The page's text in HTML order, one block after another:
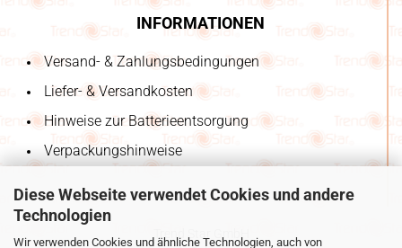
Diese Webseite verwendet Cookies und andere
Technologien
Wir verwenden Cookies und ähnliche Technologien, auch von
INFORMATIONEN
Versand- & Zahlungsbedingungen
Liefer- & Versandkosten
Hinweise zur Batterieentsorgung
Verpackungshinweise